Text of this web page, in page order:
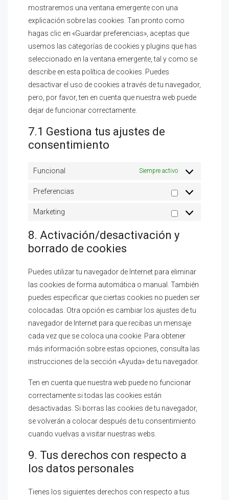
mostraremos una ventana emergente con una
explicación sobre las cookies. Tan pronto como
hagas clic en «Guardar preferencias», aceptas que
usemos las categorías de cookies y plugins que has
seleccionado en la ventana emergente, tal y como se
describe en esta política de cookies. Puedes
desactivar el uso de cookies a través de tu navegador,
pero, por favor, ten en cuenta que nuestra web puede
dejar de funcionar correctamente.
7.1 Gestiona tus ajustes de
consentimiento
Funcional Siempre activo
Preferencias
Marketing
8. Activación/desactivación y
borrado de cookies
Puedes utilizar tu navegador de Internet para eliminar
las cookies de forma automática o manual. También
puedes especificar que ciertas cookies no pueden ser
colocadas. Otra opción es cambiar los ajustes de tu
navegador de Internet para que recibas un mensaje
cada vez que se coloca una cookie. Para obtener
más información sobre estas opciones, consulta las
instrucciones de la sección «Ayuda» de tu navegador.
Ten en cuenta que nuestra web puede no funcionar
correctamente si todas las cookies están
desactivadas. Si borras las cookies de tu navegador,
se volverán a colocar después de tu consentimiento
cuando vuelvas a visitar nuestras webs.
9. Tus derechos con respecto a
los datos personales
Tienes los siguientes derechos con respecto a tus